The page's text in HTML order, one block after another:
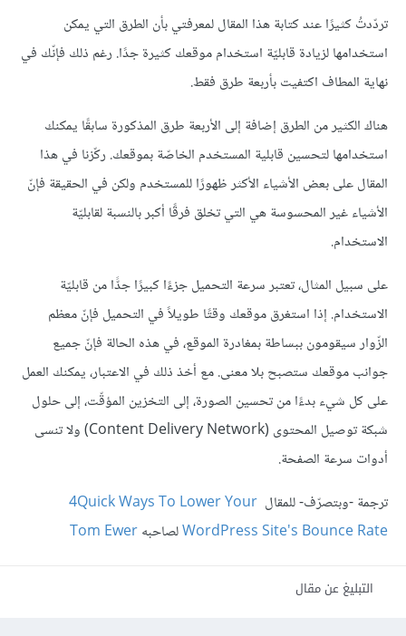
تردّدتُ كثيرًا عند كتابة هذا المقال لمعرفتي بأن الطرق التي يمكن
استخدامها لزيادة قابليّة استخدام موقعك كثيرة جدًا. رغم ذلك فإنّك في
نهاية المطاف اكتفيت بأربعة طرق فقط.
هناك الكثير من الطرق إضافة إلى الأربعة طرق المذكورة سابقًا يمكنك
استخدامها لتحسين قابلية المستخدم الخاصّة بموقعك. ركّزنا في هذا
المقال على بعض الأشياء الأكثر ظهورًا للمستخدم ولكن في الحقيقة فإنّ
الأشياء غير المحسوسة هي التي تخلق فرقًا أكبر بالنسبة لقابليّة
الاستخدام.
على سبيل المثال، تعتبر سرعة التحميل جزءًا كبيرًا جدًّا من قابليّة
الاستخدام. إذا استغرق موقعك وقتًا طويلاً في التحميل فإنّ معظم
الزّوار سيقومون ببساطة بمغادرة الموقع، في هذه الحالة فإنّ جميع
جوانب موقعك ستصبح بلا معنى. مع أخذ ذلك في الاعتبار، يمكنك العمل
على كل شيء بدءًا من تحسين الصورة، إلى التخزين المؤقّت، إلى حلول
شبكة توصيل المحتوى (Content Delivery Network) ولا تنسى
أدوات سرعة الصفحة.
ترجمة -وبتصرّف- للمقال 4Quick Ways To Lower Your
WordPress Site's Bounce RateلصاحبهTom Ewer
التبليغ عن مقال